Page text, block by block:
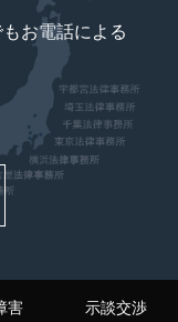
お電話による
害 示談交渉